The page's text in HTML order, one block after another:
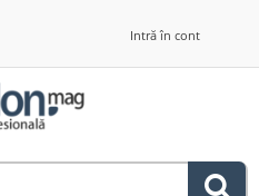
Intră în cont